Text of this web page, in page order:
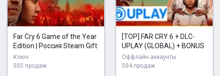
Far Cry 6 Game of the Year
Edition | Россия Steam Gift
Ключ
505 продаж
[TOP] FAR CRY 6 + DLC-
UPLAY (GLOBAL) + BONUS
Оффлайн аккаунты
504 продаж